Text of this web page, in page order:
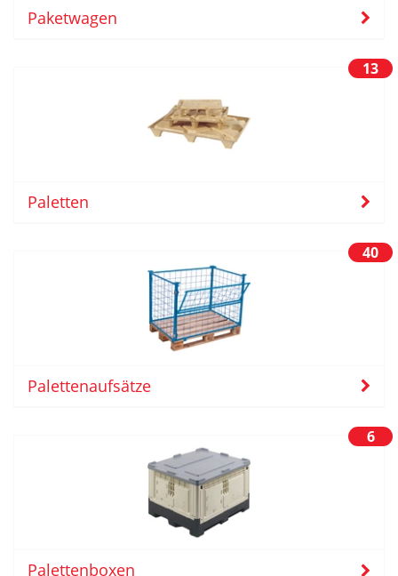
Paketwagen
13
Paletten
40
Palettenaufsätze
6
Palettenboxen